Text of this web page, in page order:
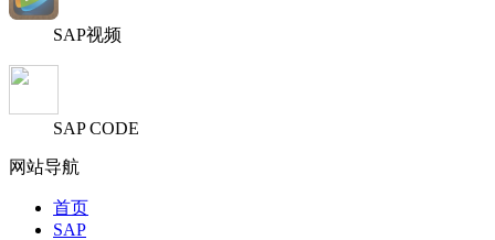
SAP视频
SAP CODE
网站导航
首页
SAP